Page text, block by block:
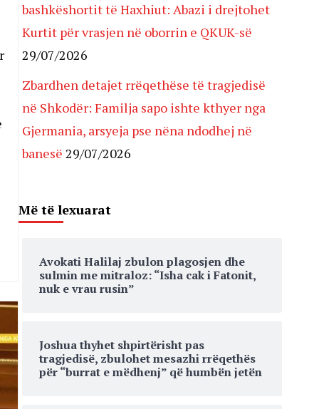
bashkëshortit të Haxhiut: Abazi i drejtohet
Kurtit për vrasjen në oborrin e QKUK-së
29/07/2026
Zbardhen detajet rrëqethëse të tragjedisë
në Shkodër: Familja sapo ishte kthyer nga
Gjermania, arsyeja pse nëna ndodhej në
banesë 29/07/2026
Më të lexuarat
Avokati Halilaj zbulon plagosjen dhe
sulmin me mitraloz: “Isha cak i Fatonit,
nuk e vrau rusin”
Joshua thyhet shpirtërisht pas
tragjedisë, zbulohet mesazhi rrëqethës
për “burrat e mëdhenj” që humbën jetën